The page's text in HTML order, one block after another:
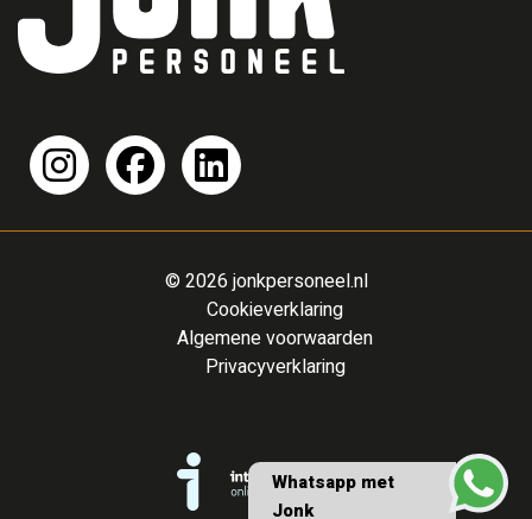
© 2026 jonkpersoneel.nl
Cookieverklaring
Algemene voorwaarden
Privacyverklaring